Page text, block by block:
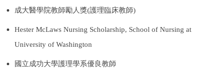
成大醫學院教師勵人獎(護理臨床教師)
Hester McLaws Nursing Scholarship, School of Nursing at
University of Washington
國立成功大學護理學系優良教師